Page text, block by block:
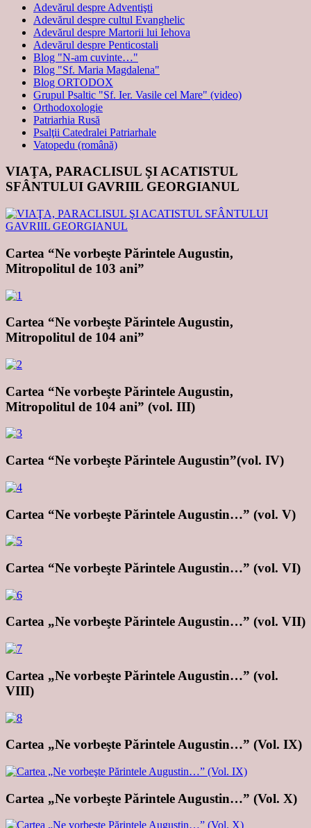
Adevărul despre Adventişti
Adevărul despre cultul Evanghelic
Adevărul despre Martorii lui Iehova
Adevărul despre Penticostali
Blog "N-am cuvinte…"
Blog "Sf. Maria Magdalena"
Blog ORTODOX
Grupul Psaltic "Sf. Ier. Vasile cel Mare" (video)
Orthodoxologie
Patriarhia Rusă
Psalţii Catedralei Patriarhale
Vatopedu (română)
VIAŢA, PARACLISUL ŞI ACATISTUL
SFÂNTULUI GAVRIIL GEORGIANUL
Cartea “Ne vorbeşte Părintele Augustin,
Mitropolitul de 103 ani”
Cartea “Ne vorbeşte Părintele Augustin,
Mitropolitul de 104 ani”
Cartea “Ne vorbeşte Părintele Augustin,
Mitropolitul de 104 ani” (vol. III)
Cartea “Ne vorbeşte Părintele Augustin”(vol. IV)
Cartea “Ne vorbeşte Părintele Augustin…” (vol. V)
Cartea “Ne vorbeşte Părintele Augustin…” (vol. VI)
Cartea „Ne vorbeşte Părintele Augustin…” (vol. VII)
Cartea „Ne vorbeşte Părintele Augustin…” (vol.
VIII)
Cartea „Ne vorbeşte Părintele Augustin…” (Vol. IX)
Cartea „Ne vorbeşte Părintele Augustin…” (Vol. X)